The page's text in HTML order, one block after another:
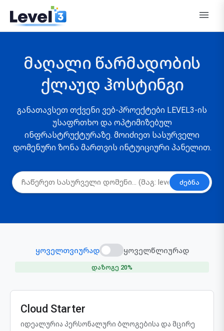
მაღალი წარმადობის
ქლაუდ ჰოსტინგი
განათავსეთ თქვენი ვებ-პროექტები LEVEL3-ის
უსაფრთხო და ოპტიმიზებულ
ინფრასტრუქტურაზე. მოიძიეთ სასურველი
დომენური ზონა მართვის ინტუიციური პანელით.
ძებნა
ყოველთვიურად ყოველწლიურად
დაზოგე 20%
Cloud Starter
იდეალურია პერსონალური ბლოგებისა და მცირე